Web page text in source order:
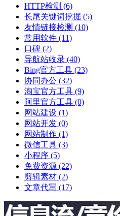
HTTP检测 (6)
长尾关键词挖掘 (5)
友情链接检测 (10)
常用软件 (11)
口碑 (2)
导航站收录 (40)
Bing官方工具 (23)
协同办公 (32)
淘宝官方工具 (9)
阿里官方工具 (0)
网站建设 (1)
网站开发 (0)
网站制作 (1)
微信工具 (3)
小程序 (5)
免费资源 (22)
剪辑素材 (2)
文章代写 (17)